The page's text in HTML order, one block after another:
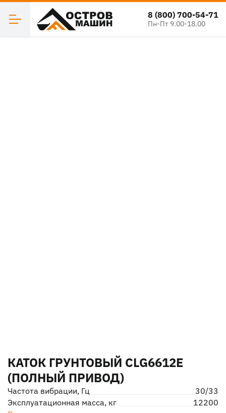
8 (800) 700-54-71
Пн-Пт 9.00-18.00
КАТОК ГРУНТОВЫЙ CLG6612E
(ПОЛНЫЙ ПРИВОД)
Частота вибрации, Гц
30/33
Эксплуатационная масса, кг
12200